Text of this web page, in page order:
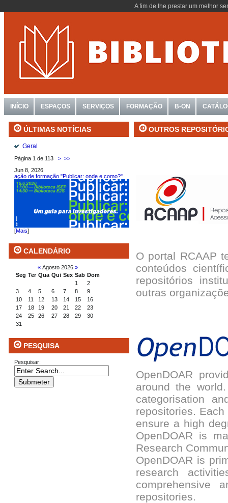
A fim de lhe prestar um melhor
INÍCIO ESPAÇOS SERVIÇOS FORMAÇÃO B-ON
ÚLTIMAS NOTÍCIAS
Geral
Página 1 de 113 > >>
Jun 8, 2026
ação de formação "Publicar: onde e como?"
[Mais]
CALENDÁRIO
« Agosto 2026 »
Seg Ter Qua Qui Sex Sab Dom
1
2
3
4 5 6 7 8
9
10
11 12 13 14 15
16
17
18 19 20 21 22
23
24
25 26 27 28 29
30
31
PESQUISA
Pesquisar:
OUTROS
O portal RCAAP
conteúdos
repositórios
outras
OpenDOAR
around the
categorisation
repositories.
ensure a high
OpenDOAR is
Research
OpenDOAR is
research
comprehensive
repositories.